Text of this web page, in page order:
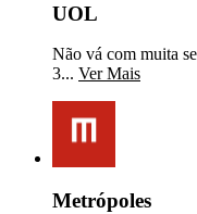
UOL
Não vá com muita
3... Ver Mais
Metrópoles